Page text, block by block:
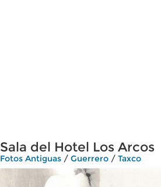
Sala del Hotel Los Arcos
Fotos Antiguas / Guerrero / Taxco